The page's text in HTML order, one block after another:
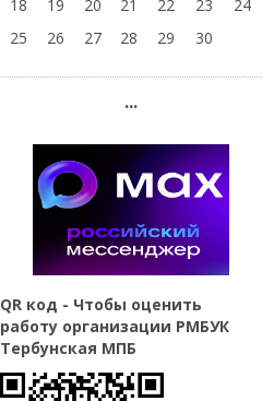
18
19 20 21 22 23
24
25
26 27 28 29 30
...
QR код - Чтобы оценить
работу организации РМБУК
Тербунская МПБ